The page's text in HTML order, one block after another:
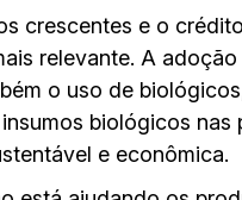
crescentes e o
relevante. A
o uso de
biológicos
e econômica.